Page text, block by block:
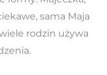
sama Maja
rodzin używa